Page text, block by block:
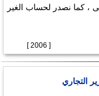
، كما نصدر لحساب الغير
[ 2006 ]
التجاري